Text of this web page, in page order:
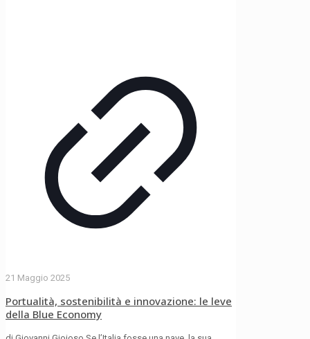
21 Maggio 2025
Portualità, sostenibilità e innovazione: le leve
della Blue Economy